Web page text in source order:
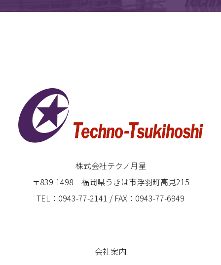
株式会社テクノ月星
〒839-1498 福岡県うきは市浮羽町高見215
TEL：0943-77-2141 / FAX：0943-77-6949
会社案内